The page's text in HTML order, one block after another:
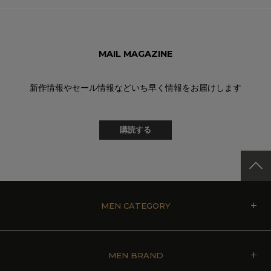
MAIL MAGAZINE
新作情報やセール情報などいち早く情報をお届けします
購読する
MEN CATEGORY
MEN BRAND